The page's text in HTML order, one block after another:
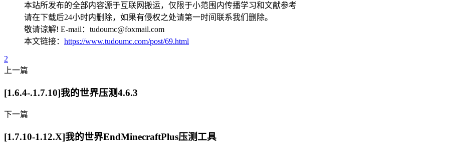
本站所发布的全部内容源于互联网搬运，仅限于小范围内传播学习和文献参考
请在下载后24小时内删除，如果有侵权之处请第一时间联系我们删除。
敬请谅解! E-mail：tudoumc@foxmail.com
本文链接： https://www.tudoumc.com/post/69.html
2
上一篇
[1.6.4-.1.7.10]我的世界压测4.6.3
下一篇
[1.7.10-1.12.X]我的世界EndMinecraftPlus压测工具